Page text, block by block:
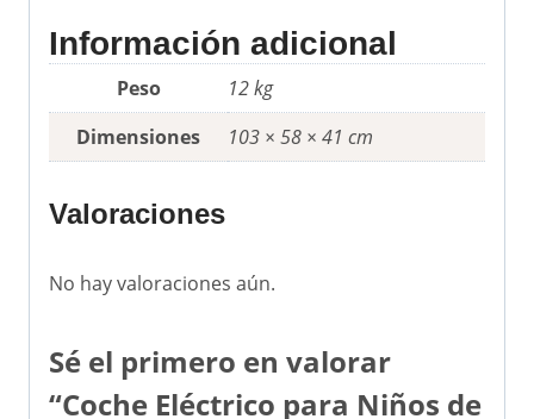
Información adicional
Peso
12 kg
Dimensiones
103 × 58 × 41 cm
Valoraciones
No hay valoraciones aún.
Sé el primero en valorar
“Coche Eléctrico para Niños de